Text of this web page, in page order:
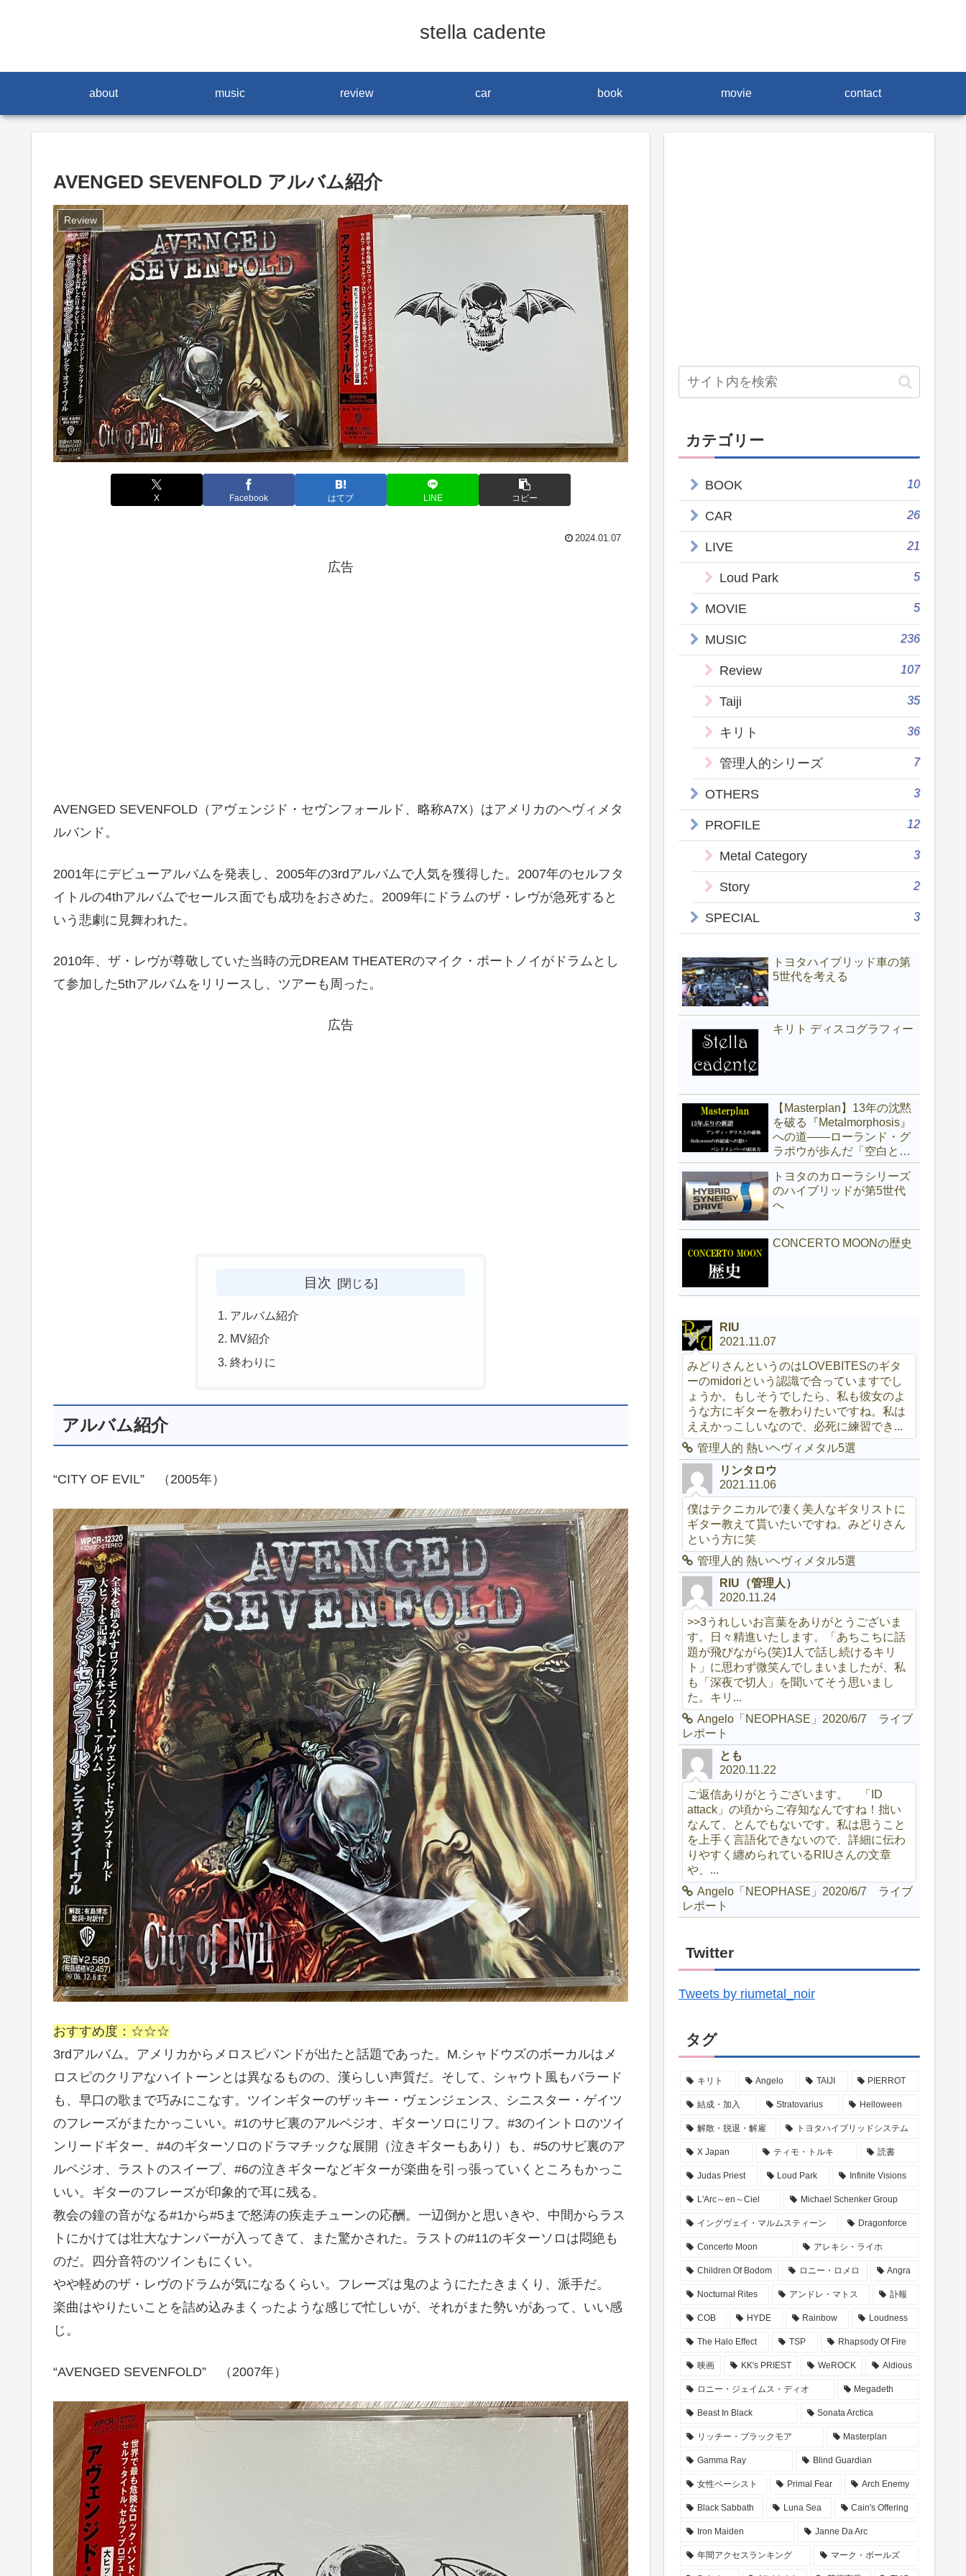
stella cadente
about music review car book movie contact
AVENGED SEVENFOLD アルバム紹介
Review
X Facebook はてブ LINE コピー
2024.01.07
広告
AVENGED SEVENFOLD（アヴェンジド・セヴンフォールド、略称A7X）はアメリカのヘヴィメタ
ルバンド。
2001年にデビューアルバムを発表し、2005年の3rdアルバムで人気を獲得した。2007年のセルフタ
イトルの4thアルバムでセールス面でも成功をおさめた。2009年にドラムのザ・レヴが急死すると
いう悲劇に見舞われた。
2010年、ザ・レヴが尊敬していた当時の元DREAM THEATERのマイク・ポートノイがドラムとし
て参加した5thアルバムをリリースし、ツアーも周った。
広告
目次
アルバム紹介
MV紹介
終わりに
アルバム紹介
“CITY OF EVIL” （2005年）
おすすめ度：☆☆☆
3rdアルバム。アメリカからメロスピバンドが出たと話題であった。M.シャドウズのボーカルはメ
ロスピのクリアなハイトーンとは異なるものの、漢らしい声質だ。そして、シャウト風もバラード
も、早口の歌まで巧みにこなす。ツインギターのザッキー・ヴェンジェンス、シニスター・ゲイツ
のフレーズがまたかっこいい。#1のサビ裏のアルペジオ、ギターソロにリフ。#3のイントロのツイ
ンリードギター、#4のギターソロのドラマチックな展開（泣きギターもあり）も、#5のサビ裏のア
ルペジオ、ラストのスイープ、#6の泣きギターなどギターが楽曲を引っ張っていくところもかっこ
いい。ギターのフレーズが印象的で耳に残る。
教会の鐘の音がなる#1から#5まで怒涛の疾走チューンの応酬。一辺倒かと思いきや、中間からラス
トにかけては壮大なナンバーが入ってきて、また驚かされた。ラストの#11のギターソロは悶絶も
のだ。四分音符のツインもにくい。
やや軽めのザ・レヴのドラムが気になるくらい。フレーズは鬼のようにたたきまくり、派手だ。
楽曲はやりたいことを詰め込みまくったような感じで忙しいが、それがまた勢いがあって、いい感
じ。
“AVENGED SEVENFOLD” （2007年）
カテゴリー
BOOK 10
CAR 26
LIVE 21
Loud Park 5
MOVIE 5
MUSIC 236
Review 107
Taiji 35
キリト 36
管理人的シリーズ 7
OTHERS 3
PROFILE 12
Metal Category 3
Story 2
SPECIAL 3
トヨタハイブリッド車の第
5世代を考える
キリト ディスコグラフィー
【Masterplan】13年の沈黙
を破る『Metalmorphosis』
への道——ローランド・グ
ラポウが歩んだ「空白と真
実」の記録
トヨタのカローラシリーズ
のハイブリッドが第5世代
へ
CONCERTO MOONの歴史
RIU
2021.11.07
みどりさんというのはLOVEBITESのギタ
ーのmidoriという認識で合っていますでし
ょうか。もしそうでしたら、私も彼女のよ
うな方にギターを教わりたいですね。私は
ええかっこしいなので、必死に練習でき...
管理人的 熱いヘヴィメタル5選
リンタロウ
2021.11.06
僕はテクニカルで凄く美人なギタリストに
ギター教えて貰いたいですね。みどりさん
という方に笑
管理人的 熱いヘヴィメタル5選
RIU（管理人）
2020.11.24
>>3うれしいお言葉をありがとうございま
す。日々精進いたします。「あちこちに話
題が飛びながら(笑)1人で話し続けるキリ
ト」に思わず微笑んでしまいましたが、私
も「深夜で切人」を聞いてそう思いまし
た。キリ...
Angelo「NEOPHASE」2020/6/7 ライブ
レポート
とも
2020.11.22
ご返信ありがとうございます。 「ID
attack」の頃からご存知なんですね！拙い
なんて、とんでもないです。私は思うこと
を上手く言語化できないので、詳細に伝わ
りやすく纏められているRIUさんの文章
や、...
Angelo「NEOPHASE」2020/6/7 ライブ
レポート
Twitter
Tweets by riumetal_noir
タグ
キリト Angelo TAIJI PIERROT
結成・加入 Stratovarius Helloween
解散・脱退・解雇 トヨタハイブリッドシステム
X Japan ティモ・トルキ 読書
Judas Priest Loud Park Infinite Visions
L'Arc～en～Ciel Michael Schenker Group
イングヴェイ・マルムスティーン Dragonforce
Concerto Moon アレキシ・ライホ
Children Of Bodom ロニー・ロメロ Angra
Nocturnal Rites アンドレ・マトス 訃報
COB HYDE Rainbow Loudness
The Halo Effect TSP Rhapsody Of Fire
映画 KK's PRIEST WeROCK Aldious
ロニー・ジェイムス・ディオ Megadeth
Beast In Black Sonata Arctica
リッチー・ブラックモア Masterplan
Gamma Ray Blind Guardian
女性ベーシスト Primal Fear Arch Enemy
Black Sabbath Luna Sea Cain's Offering
Iron Maiden Janne Da Arc
年間アクセスランキング マーク・ボールズ